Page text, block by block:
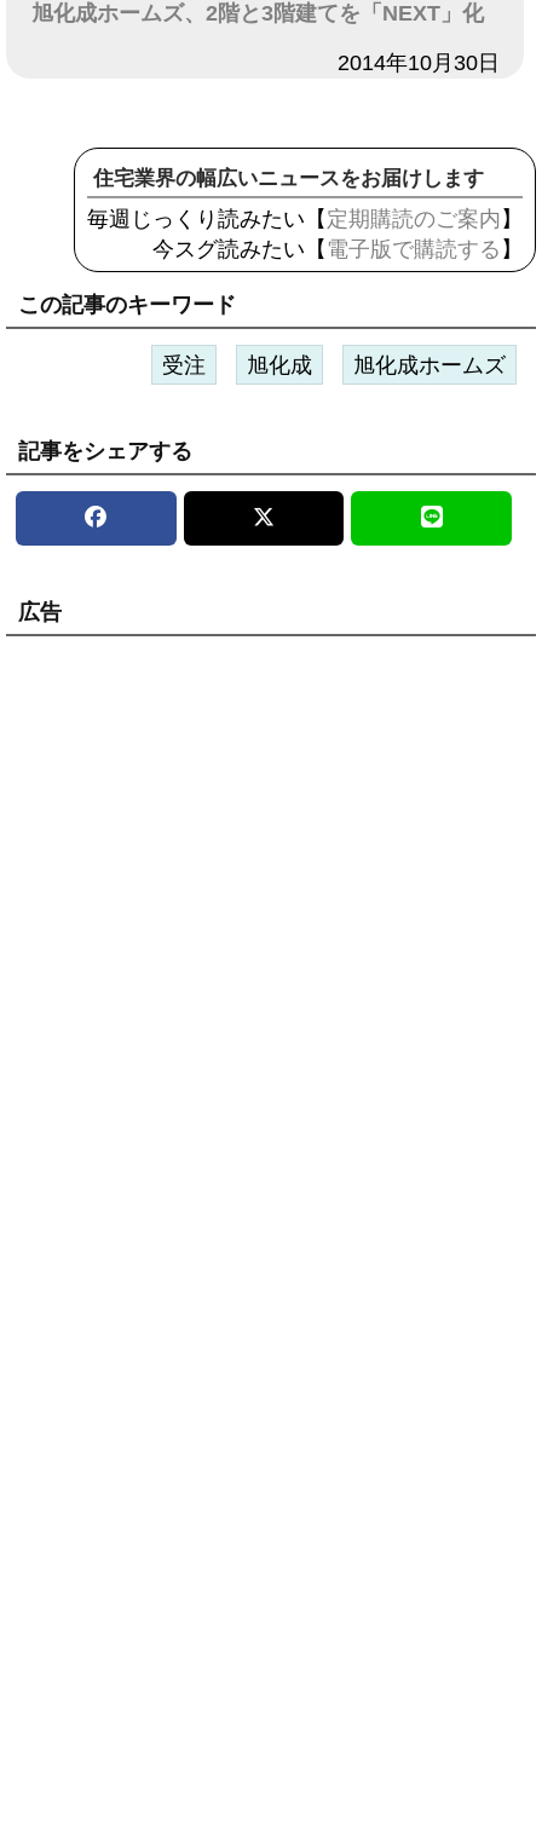
旭化成ホームズ、2階と3階建てを「NEXT」化
2014年10月30日
住宅業界の幅広いニュースをお届けします
毎週じっくり読みたい【 定期購読のご案内 】
今スグ読みたい【 電子版で購読する 】
この記事のキーワード
受注 旭化成 旭化成ホームズ
記事をシェアする
広告